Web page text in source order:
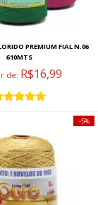
PREMIUM FIAL N.06
610MTS
de: R$16,99
5%